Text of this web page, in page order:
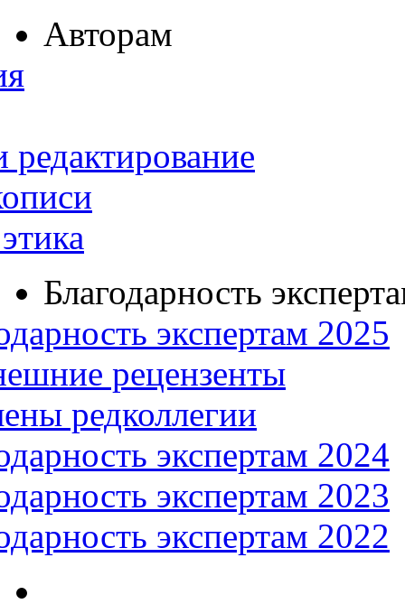
Авторам
редактирование
Благодарность
экспертам 2025
рецензенты
редколлегии
экспертам 2024
экспертам 2023
экспертам 2022